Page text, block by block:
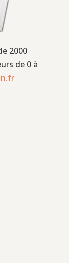
2000
de 0 à